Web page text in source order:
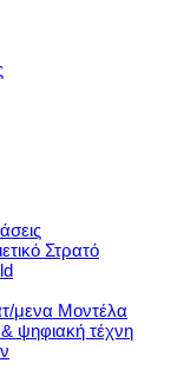
Στρατό
μενα Μοντέλα
ψηφιακή τέχνη